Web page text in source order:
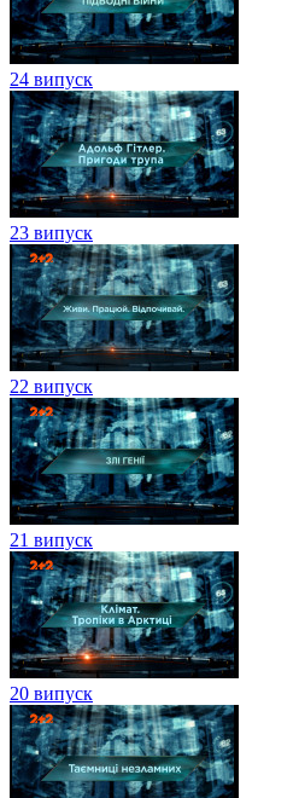
24 випуск
23 випуск
22 випуск
21 випуск
20 випуск